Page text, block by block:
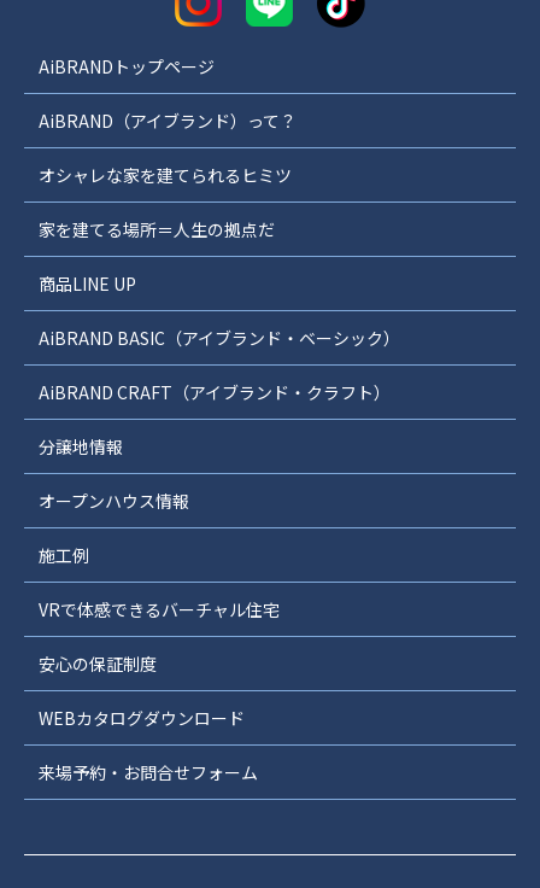
AiBRANDトップページ
AiBRAND（アイブランド）って？
オシャレな家を建てられるヒミツ
家を建てる場所＝人生の拠点だ
商品LINE UP
AiBRAND BASIC（アイブランド・ベーシック）
AiBRAND CRAFT（アイブランド・クラフト）
分譲地情報
オープンハウス情報
施工例
VRで体感できるバーチャル住宅
安心の保証制度
WEBカタログダウンロード
来場予約・お問合せフォーム